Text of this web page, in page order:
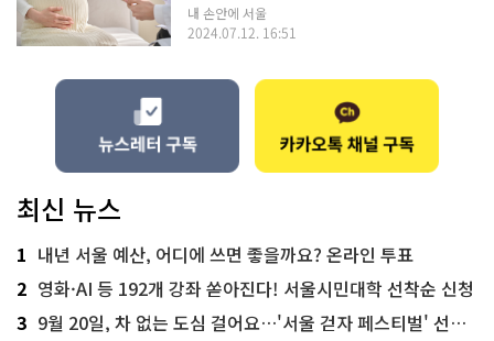
내 손안에 서울
2024.07.12. 16:51
최신 뉴스
1 내년 서울 예산, 어디에 쓰면 좋을까요? 온라인 투표
2 영화·AI 등 192개 강좌 쏟아진다! 서울시민대학 선착순 신청
3 9월 20일, 차 없는 도심 걸어요…'서울 걷자 페스티벌' 선착순 5천명